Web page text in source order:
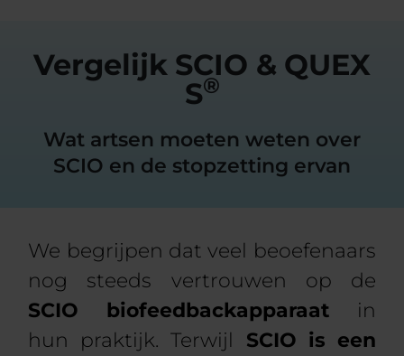
Vergelijk SCIO & QUEX
S®
Wat artsen moeten weten over
SCIO en de stopzetting ervan
We begrijpen dat veel beoefenaars
nog steeds vertrouwen op de
SCIO biofeedbackapparaat in
hun praktijk. Terwijl SCIO is een